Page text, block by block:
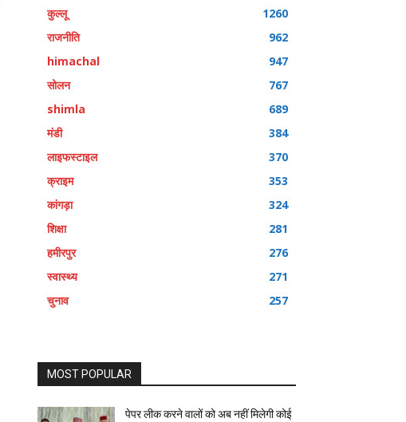
कुल्लू
1260
राजनीति
962
himachal
947
सोलन
767
shimla
689
मंडी
384
लाइफस्टाइल
370
क्राइम
353
कांगड़ा
324
शिक्षा
281
हमीरपुर
276
स्वास्थ्य
271
चुनाव
257
MOST POPULAR
पेपर लीक करने वालों को अब नहीं मिलेगी कोई